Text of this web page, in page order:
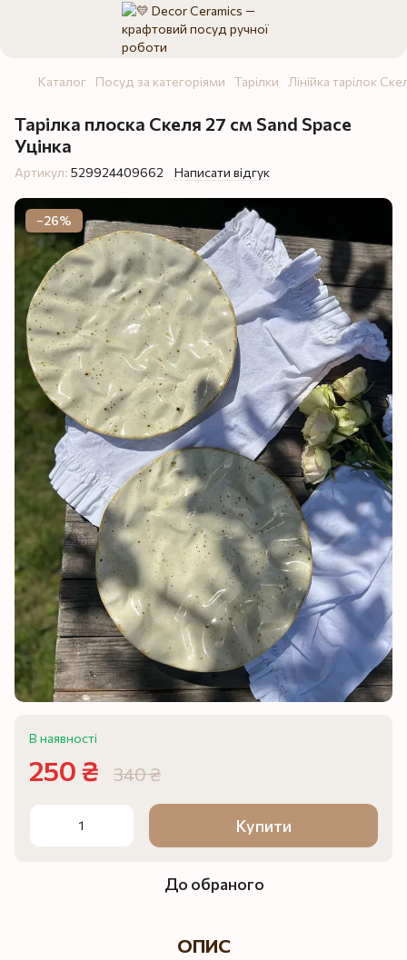
Каталог Посуд за категоріями Тарілки Лінійка тарілок
Тарілка плоска Скеля 27 см Sand Space
Уцінка
Артикул: 529924409662 Написати відгук
−26%
В наявності
250 ₴ 340 ₴
Купити
До обраного
ОПИС